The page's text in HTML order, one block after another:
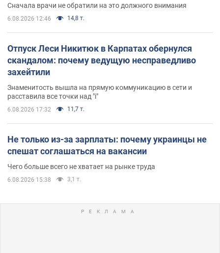
Сначала врачи не обратили на это должного внимания
6.08.2026 12:46 14,8 т.
Отпуск Леси Никитюк в Карпатах обернулся
скандалом: почему ведущую несправедливо
захейтили
Знаменитость вышла на прямую коммуникацию в сети и
расставила все точки над "i"
6.08.2026 17:32 11,7 т.
Не только из-за зарплаты: почему украинцы не
спешат соглашаться на вакансии
Чего больше всего не хватает на рынке труда
6.08.2026 15:38 3,1 т.